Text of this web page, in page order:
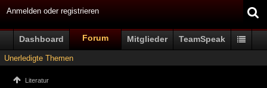
Anmelden oder registrieren
Dashboard Forum Mitglieder TeamSpeak
Unerledigte Themen
Literatur